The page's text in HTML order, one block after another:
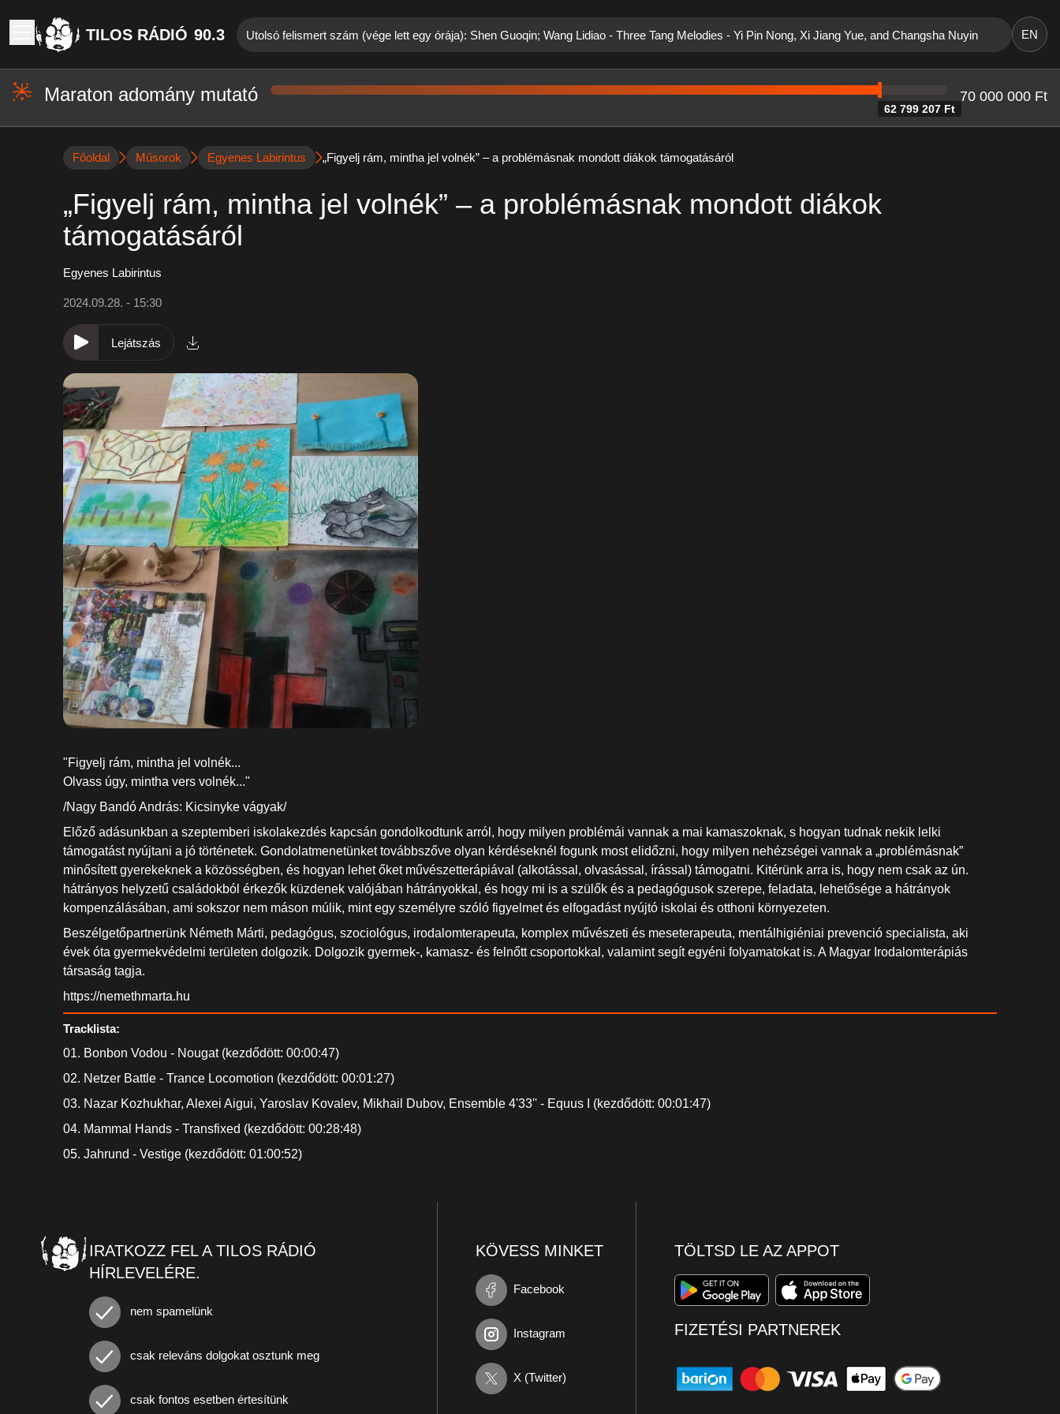
TILOS RÁDIÓ 90.3 Utolsó felismert szám (vége lett egy órája): Shen Guoqin; Wang Lidiao - Three Tang Melodies - Yi Pin Nong, Xi Jiang Yue, and Changsha Nuyin EN
Maraton adomány mutató
62 799 207 Ft
70 000 000 Ft
Főoldal Műsorok Egyenes Labirintus „Figyelj rám, mintha jel volnék” – a problémásnak mondott diákok támogatásáról
„Figyelj rám, mintha jel volnék” – a problémásnak mondott diákok
támogatásáról
Egyenes Labirintus
2024.09.28. - 15:30
Lejátszás
"Figyelj rám, mintha jel volnék...
Olvass úgy, mintha vers volnék..."
/Nagy Bandó András: Kicsinyke vágyak/
Előző adásunkban a szeptemberi iskolakezdés kapcsán gondolkodtunk arról, hogy milyen problémái vannak a mai kamaszoknak, s hogyan tudnak nekik lelki
támogatást nyújtani a jó történetek. Gondolatmenetünket továbbszőve olyan kérdéseknél fogunk most elidőzni, hogy milyen nehézségei vannak a „problémásnak”
minősített gyerekeknek a közösségben, és hogyan lehet őket művészetterápiával (alkotással, olvasással, írással) támogatni. Kitérünk arra is, hogy nem csak az ún.
hátrányos helyzetű családokból érkezők küzdenek valójában hátrányokkal, és hogy mi is a szülők és a pedagógusok szerepe, feladata, lehetősége a hátrányok
kompenzálásában, ami sokszor nem máson múlik, mint egy személyre szóló figyelmet és elfogadást nyújtó iskolai és otthoni környezeten.
Beszélgetőpartnerünk Németh Márti, pedagógus, szociológus, irodalomterapeuta, komplex művészeti és meseterapeuta, mentálhigiéniai prevenció specialista, aki
évek óta gyermekvédelmi területen dolgozik. Dolgozik gyermek-, kamasz- és felnőtt csoportokkal, valamint segít egyéni folyamatokat is. A Magyar Irodalomterápiás
társaság tagja.
https://nemethmarta.hu
Tracklista:
01. Bonbon Vodou - Nougat (kezdődött: 00:00:47)
02. Netzer Battle - Trance Locomotion (kezdődött: 00:01:27)
03. Nazar Kozhukhar, Alexei Aigui, Yaroslav Kovalev, Mikhail Dubov, Ensemble 4'33'' - Equus I (kezdődött: 00:01:47)
04. Mammal Hands - Transfixed (kezdődött: 00:28:48)
05. Jahrund - Vestige (kezdődött: 01:00:52)
IRATKOZZ FEL A TILOS RÁDIÓ
HÍRLEVELÉRE.
nem spamelünk
csak releváns dolgokat osztunk meg
csak fontos esetben értesítünk
KÖVESS MINKET
Facebook
Instagram
X (Twitter)
TÖLTSD LE AZ APPOT
FIZETÉSI PARTNEREK